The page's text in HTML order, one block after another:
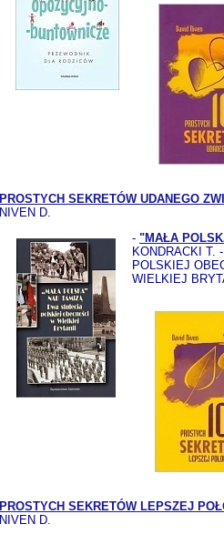
PROSTYCH SEKRETÓW UDANEGO
NIVEN D.
- "MAŁA
KONDRACKI T.
POLSKIEJ
WIELKIEJ
PROSTYCH SEKRETÓW LEPSZEJ
NIVEN D.